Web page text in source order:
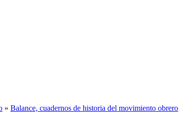
» Balance, cuadernos de historia del movimiento obrero